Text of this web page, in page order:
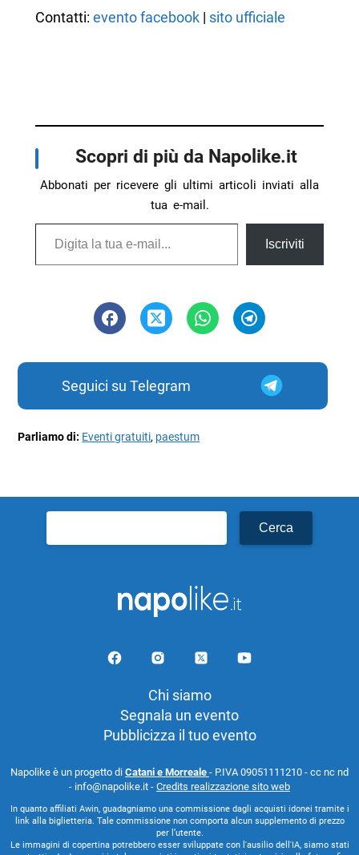
Contatti: evento facebook| sito ufficiale
Scopri di più da Napolike.it
Abbonati per ricevere gli ultimi articoli inviati alla
tua e-mail.
Digita la tua e-mail...
Iscriviti
Seguici su Telegram
Parliamo di: Eventi gratuiti, paestum
per:
Chi siamo
Segnala un evento
Pubblicizza il tuo evento
Napolike è un progetto di Catani e Morreale - P.IVA 09051111210 - cc nc nd
- info@napolike.it - Credits realizzazione sito web
In quanto affiliati Awin, guadagniamo una commissione dagli acquisti idonei tramite i
link alla biglietteria. Tale commissione non comporta alcun supplemento di prezzo
per l’utente.
Le immagini di copertina potrebbero esser sviluppate con l'ausilio dell'IA, siamo stati